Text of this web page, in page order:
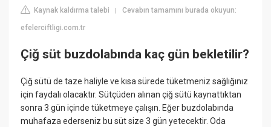
Kaynak kaldırma talebi |Cevabın tamamını burada okuyun:
efelerciftligi.com.tr
Çiğ süt buzdolabında kaç gün bekletilir?
Çiğ sütü de taze haliyle ve kısa sürede tüketmeniz sağlığınız
için faydalı olacaktır. Sütçüden alınan çiğ sütü kaynattıktan
sonra 3 gün içinde tüketmeye çalışın. Eğer buzdolabında
muhafaza ederseniz bu süt size 3 gün yetecektir. Oda